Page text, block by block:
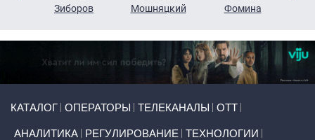
Зиборов
Мошняцкий
Фомина
КАТАЛОГ ОПЕРАТОРЫ ТЕЛЕКАНАЛЫ ОТТ
АНАЛИТИКА РЕГУЛИРОВАНИЕ ТЕХНОЛОГИИ